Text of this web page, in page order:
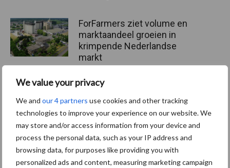
We value your privacy
We and our 4 partners use cookies and other tracking
technologies to improve your experience on our website. We
may store and/or access information from your device and
process the personal data, such as your IP address and
browsing data, for purposes like providing you with
personalized ads and content, measuring marketing campaign
ForFarmers ziet volume en
marktaandeel groeien in
krimpende Nederlandse
markt
een langere levensduur
“Vraag naar praktische